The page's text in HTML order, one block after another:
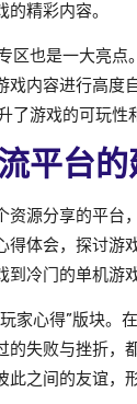
精彩内容。
区也是一大亮
戏内容进行高度
了游戏的可玩性
平台
资源分享的平台
得体会，探讨游
冷门的单机游
家心得”版块。
的失败与挫折，
此之间的友谊，